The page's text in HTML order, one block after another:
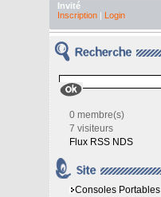
Invité
Inscription| Login
0 membre(s)
7 visiteurs
Flux RSS NDS
Consoles Portables